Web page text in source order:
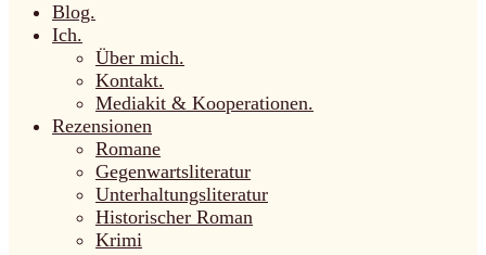
Blog.
Ich.
Über mich.
Kontakt.
Mediakit & Kooperationen.
Rezensionen
Romane
Gegenwartsliteratur
Unterhaltungsliteratur
Historischer Roman
Krimi